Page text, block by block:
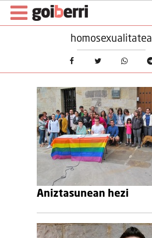
homosexualitatea
Aniztasunean hezi